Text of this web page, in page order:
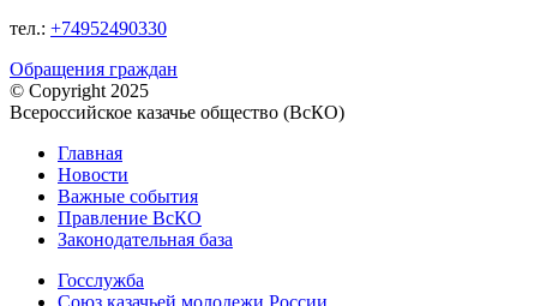
тел.: +74952490330
Обращения граждан
© Copyright 2025
Всероссийское казачье общество (ВсКО)
Главная
Новости
Важные события
Правление ВсКО
Законодательная база
Госслужба
Союз казачьей молодежи России